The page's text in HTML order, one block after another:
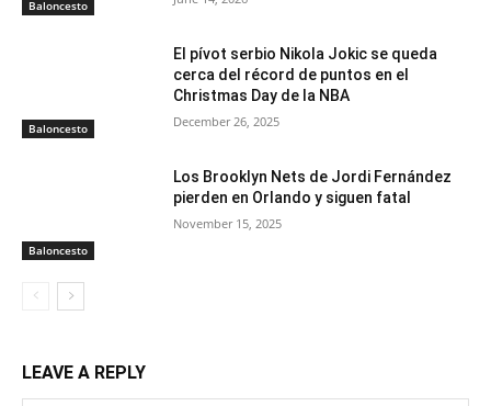
Baloncesto
Baloncesto
El pívot serbio Nikola Jokic se queda
cerca del récord de puntos en el
Christmas Day de la NBA
December 26, 2025
Baloncesto
Los Brooklyn Nets de Jordi Fernández
pierden en Orlando y siguen fatal
November 15, 2025
LEAVE A REPLY